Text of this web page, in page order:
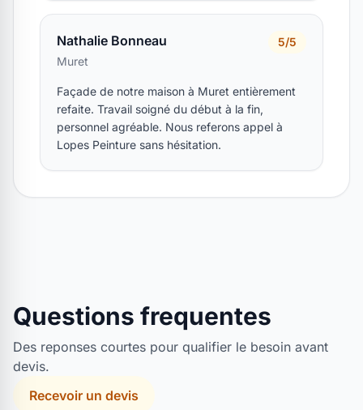
Nathalie Bonneau
Muret
5/5
Façade de notre maison à Muret entièrement
refaite. Travail soigné du début à la fin,
personnel agréable. Nous referons appel à
Lopes Peinture sans hésitation.
Questions frequentes
Des reponses courtes pour qualifier le besoin avant
devis.
Recevoir un devis